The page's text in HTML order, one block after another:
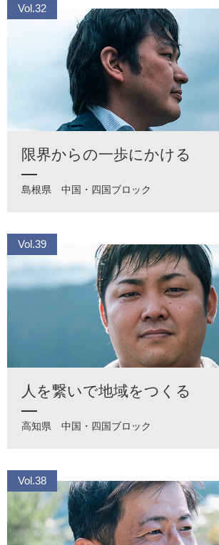
Vol.32
限界からの一歩にかける
島根県 中国・四国ブロック
Vol.39
人を繋いで地域をつくる
高知県 中国・四国ブロック
Vol.38